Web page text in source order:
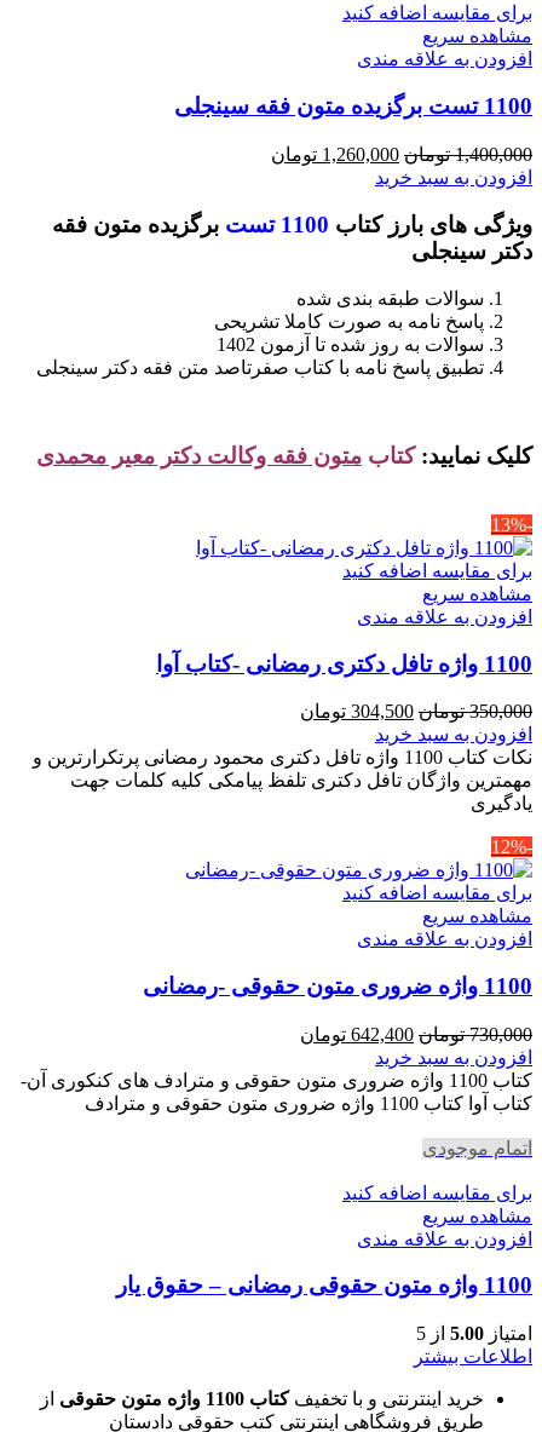
برای مقایسه اضافه کنید
مشاهده سریع
افزودن به علاقه مندی
1100 تست برگزیده متون فقه سینجلی
1,400,000 تومان قیمت
اصلی
بود.
1,260,000 تومان
است.
افزودن به سبد خرید
ویژگی های بارز کتاب 1100 تست
برگزیده متون فقه
دکتر سینجلی
سوالات طبقه بندی شده
پاسخ نامه به صورت کاملا تشریحی
سوالات به روز شده تا آزمون 1402
تطبیق پاسخ نامه با کتاب صفرتاصد متن فقه دکتر سینجلی
کلیک نمایید: کتاب متون فقه وکالت دکتر معیر محمدی
-13%
برای مقایسه اضافه کنید
مشاهده سریع
افزودن به علاقه مندی
1100 واژه تافل دکتری رمضانی -کتاب آوا
350,000 تومان قیمت
اصلی
350,000 تومان
بود.
304,500 تومان
304,500 تومان
است.
افزودن به سبد خرید
نکات کتاب 1100 واژه تافل دکتری محمود رمضانی پرتکرارترین و
مهمترین واژگان تافل دکتری تلفظ پیامکی کلیه کلمات جهت
یادگیری
-12%
برای مقایسه اضافه کنید
مشاهده سریع
افزودن به علاقه مندی
1100 واژه ضروری متون حقوقی -رمضانی
730,000 تومان قیمت
اصلی
730,000 تومان
بود.
642,400 تومان
642,400 تومان
است.
افزودن به سبد خرید
کتاب 1100 واژه ضروری متون حقوقی و مترادف های کنکوری آن-
کتاب آوا کتاب 1100 واژه ضروری متون حقوقی و مترادف
اتمام موجودی
برای مقایسه اضافه کنید
مشاهده سریع
افزودن به علاقه مندی
1100 واژه متون حقوقی رمضانی – حقوق یار
امتیاز 5.00 از 5
اطلاعات بیشتر
خرید اینترنتی و با تخفیفکتاب 1100 واژه متون حقوقی
از
طریق فروشگاهی اینترنتی کتب حقوقی دادستان